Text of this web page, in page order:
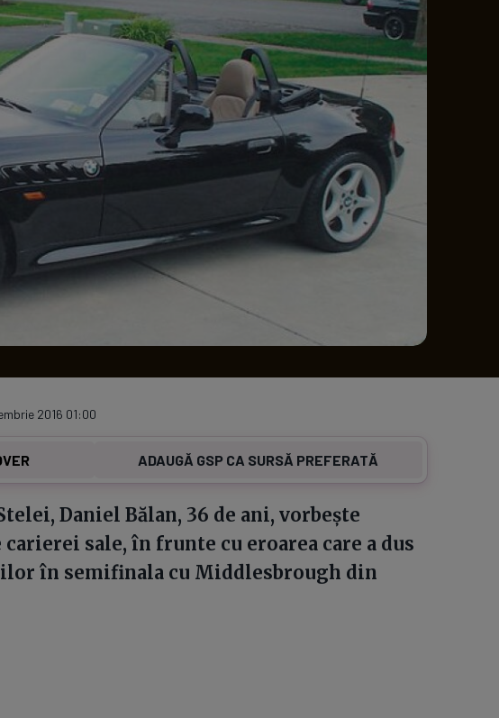
Serie A
Meciuri Clasament
2016 01:00
ADAUGĂ GSP CA SURSĂ PREFERATĂ
Daniel Bălan, 36 de ani, vorbește
sale, în frunte cu eroarea care a dus
în semifinala cu Middlesbrough din